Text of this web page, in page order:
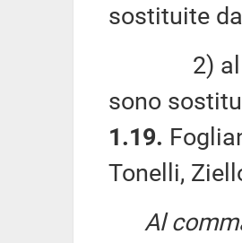
sostituite
2) al
sono
1.19.
Tonelli,
Al